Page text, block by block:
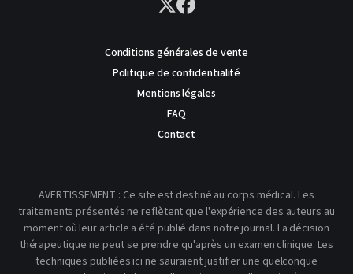
Conditions générales de vente
Politique de confidentialité
Mentions légales
FAQ
Contact
AVERTISSEMENT : Ce site est destiné au corps médical. Les
traitements présentés ne reflètent que l'expérience des auteurs au
moment où leur article a été publié dans notre journal. La décision
thérapeutique ne peut se prendre qu'après un examen clinique. Les
techniques publiées ici ne sauraient justifier une quelconque